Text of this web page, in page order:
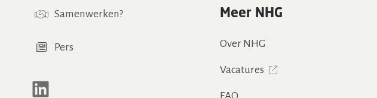
Samenwerken?
Pers
LinkedIn
Meer NHG
Over NHG
Vacatures